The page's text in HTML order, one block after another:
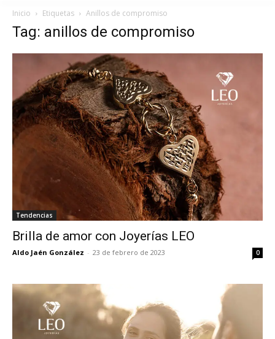
Inicio Etiquetas Anillos de compromiso
Tag: anillos de compromiso
Tendencias
Brilla de amor con Joyerías LEO
Aldo Jaén González - 23 de febrero de 2023 0